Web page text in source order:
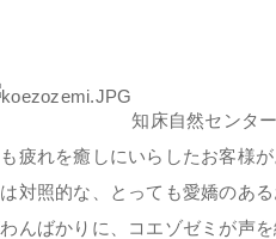
知床自然センタ
疲れを癒しにいらしたお客様
対照的な、とっても愛嬌のあ
んばかりに、コエゾゼミが声